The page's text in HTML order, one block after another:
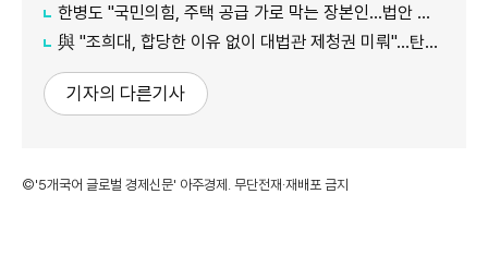
한병도 "국민의힘, 주택 공급 가로 막는 장본인…법안 처리 협조하라"
與 "조희대, 합당한 이유 없이 대법관 제청권 미뤄"…탄핵은 '신중'
기자의 다른기사
©'5개국어 글로벌 경제신문' 아주경제. 무단전재·재배포 금지